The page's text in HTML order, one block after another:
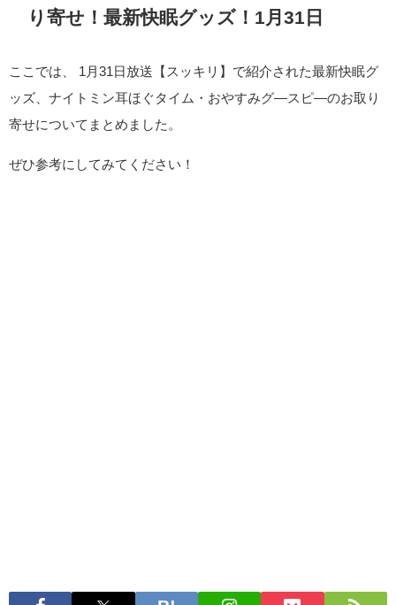
り寄せ！最新快眠グッズ！1月31日
ここでは、 1月31日放送【スッキリ】で紹介された最新快眠グ
ッズ、ナイトミン耳ほぐタイム・おやすみグ―スピ―のお取り
寄せについてまとめました。
ぜひ参考にしてみてください！